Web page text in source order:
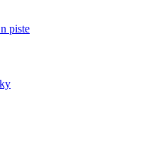
piste